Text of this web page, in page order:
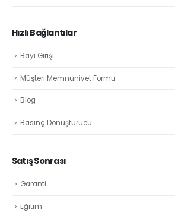
Hızlı Bağlantılar
Bayi Girişi
Müşteri Memnuniyet Formu
Blog
Basınç Dönüştürücü
Satış Sonrası
Garanti
Eğitim